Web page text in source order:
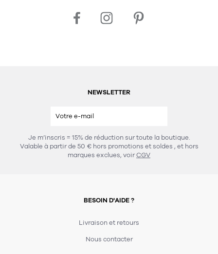
NEWSLETTER
Je m’inscris = 15% de réduction sur toute la boutique.
Valable à partir de 50 € hors promotions et soldes , et hors
marques exclues, voirCGV
BESOIN D'AIDE ?
Livraison et retours
Nous contacter